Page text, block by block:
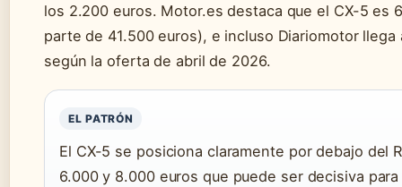
los 2.200 euros. Motor.es destaca que el CX-5 es
parte de 41.500 euros), e incluso Diariomotor
según la oferta de abril de 2026.
EL PATRÓN
El CX-5 se posiciona claramente por debajo del
6.000 y 8.000 euros que puede ser decisiva